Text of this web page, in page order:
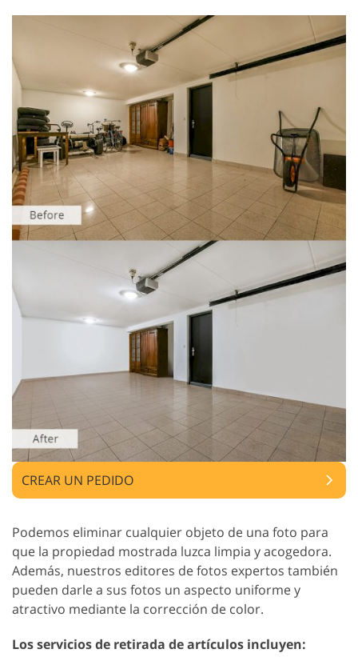
CREAR UN PEDIDO
Podemos eliminar cualquier objeto de una foto para
que la propiedad mostrada luzca limpia y acogedora.
Además, nuestros editores de fotos expertos también
pueden darle a sus fotos un aspecto uniforme y
atractivo mediante la corrección de color.
Los servicios de retirada de artículos incluyen: